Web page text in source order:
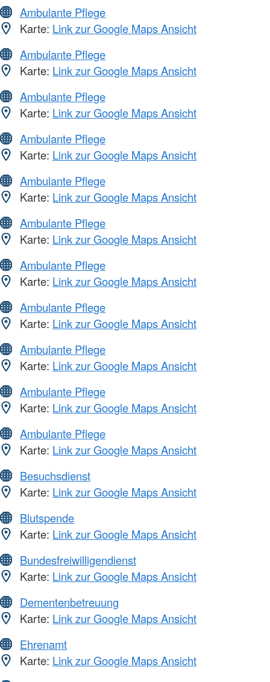
Ambulante Pflege
Karte: Link zur Google Maps Ansicht
Ambulante Pflege
Karte: Link zur Google Maps Ansicht
Ambulante Pflege
Karte: Link zur Google Maps Ansicht
Ambulante Pflege
Karte: Link zur Google Maps Ansicht
Ambulante Pflege
Karte: Link zur Google Maps Ansicht
Ambulante Pflege
Karte: Link zur Google Maps Ansicht
Ambulante Pflege
Karte: Link zur Google Maps Ansicht
Ambulante Pflege
Karte: Link zur Google Maps Ansicht
Ambulante Pflege
Karte: Link zur Google Maps Ansicht
Ambulante Pflege
Karte: Link zur Google Maps Ansicht
Ambulante Pflege
Karte: Link zur Google Maps Ansicht
Besuchsdienst
Karte: Link zur Google Maps Ansicht
Blutspende
Karte: Link zur Google Maps Ansicht
Bundesfreiwilligendienst
Karte: Link zur Google Maps Ansicht
Dementenbetreuung
Karte: Link zur Google Maps Ansicht
Ehrenamt
Karte: Link zur Google Maps Ansicht